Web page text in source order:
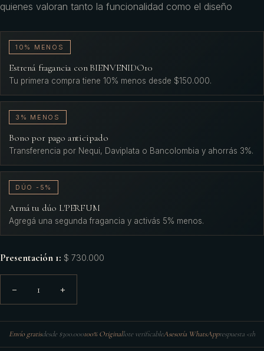
quienes valoran tanto la funcionalidad como el diseño
10% MENOS
Estrená fragancia con BIENVENIDO10
Tu primera compra tiene 10% menos desde $150.000.
3% MENOS
Bono por pago anticipado
Transferencia por Nequi, Daviplata o Bancolombia y ahorrás 3%.
DÚO -5%
Armá tu dúo L'PERFUM
Agregá una segunda fragancia y activás 5% menos.
Presentación 1: $ 730.000
− 1 +
Envío gratisdesde $300.000100% Originallote verificableAsesoría WhatsApprespuesta <1h